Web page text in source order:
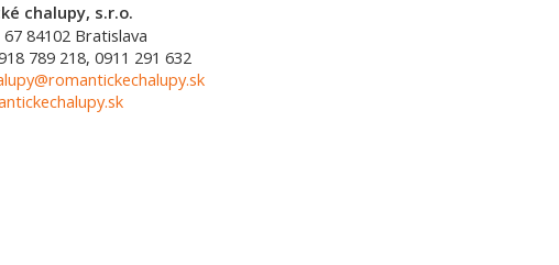
chalupy, s.r.o.
67 84102 Bratislava
789 218, 0911 291 632